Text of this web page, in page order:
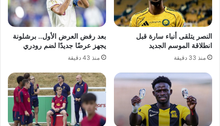
النصر يتلقى أنباء سارة قبل
انطلاقة الموسم الجديد
منذ 33 دقيقة
بعد رفض العرض الأول.. برشلونة
يجهز عرضًا جديدًا لضم رودري
منذ 43 دقيقة